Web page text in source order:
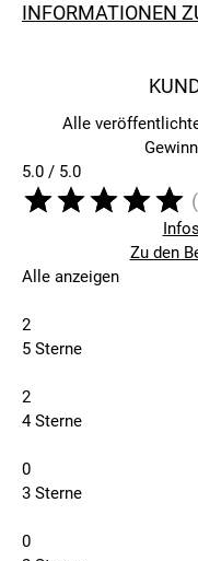
INFORMATIONEN
Alle
5.0 / 5.0
Zu den
Alle anzeigen
2
5 Sterne
2
4 Sterne
0
3 Sterne
0